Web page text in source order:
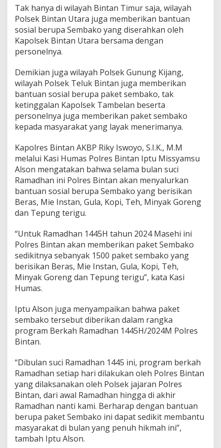
t
Tak hanya di wilayah Bintan Timur saja, wilayah
Polsek Bintan Utara juga memberikan bantuan
sosial berupa Sembako yang diserahkan oleh
Kapolsek Bintan Utara bersama dengan
personelnya.
Demikian juga wilayah Polsek Gunung Kijang,
wilayah Polsek Teluk Bintan juga memberikan
bantuan sosial berupa paket sembako, tak
ketinggalan Kapolsek Tambelan beserta
personelnya juga memberikan paket sembako
kepada masyarakat yang layak menerimanya.
Kapolres Bintan AKBP Riky Iswoyo, S.I.K., M.M
melalui Kasi Humas Polres Bintan Iptu Missyamsu
Alson mengatakan bahwa selama bulan suci
Ramadhan ini Polres Bintan akan menyalurkan
bantuan sosial berupa Sembako yang berisikan
Beras, Mie Instan, Gula, Kopi, Teh, Minyak Goreng
dan Tepung terigu.
“Untuk Ramadhan 1445H tahun 2024 Masehi ini
Polres Bintan akan memberikan paket Sembako
sedikitnya sebanyak 1500 paket sembako yang
berisikan Beras, Mie Instan, Gula, Kopi, Teh,
Minyak Goreng dan Tepung terigu”, kata Kasi
Humas.
Iptu Alson juga menyampaikan bahwa paket
sembako tersebut diberikan dalam rangka
program Berkah Ramadhan 1445H/2024M Polres
Bintan.
“Dibulan suci Ramadhan 1445 ini, program berkah
Ramadhan setiap hari dilakukan oleh Polres Bintan
yang dilaksanakan oleh Polsek jajaran Polres
Bintan, dari awal Ramadhan hingga di akhir
Ramadhan nanti kami. Berharap dengan bantuan
berupa paket Sembako ini dapat sedikit membantu
masyarakat di bulan yang penuh hikmah ini”,
tambah Iptu Alson.